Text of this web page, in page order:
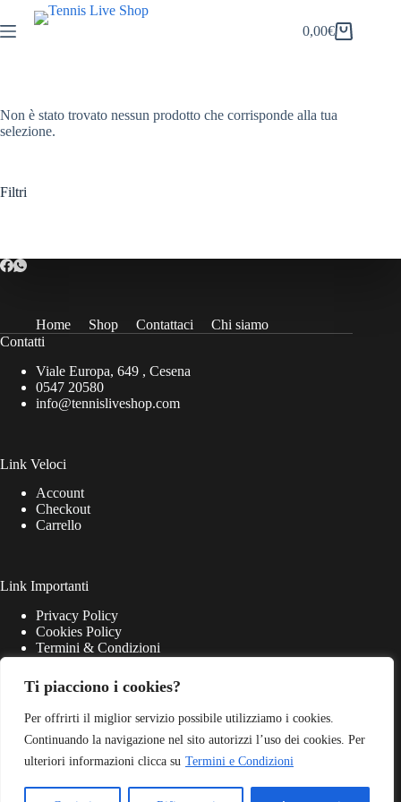
Ti piacciono i cookies?
Per offrirti il miglior servizio possibile utilizziamo i cookies.
Continuando la navigazione nel sito autorizzi l’uso dei cookies. Per
ulteriori informazioni clicca su Termini e Condizioni
al
contenuto
Carrello
0,00€
Non è stato trovato nessun prodotto che corrisponde alla tua
selezione.
Filtri
Home Shop Contattaci
Chi siamo
Contatti
Viale Europa, 649 , Cesena
0547 20580
info@tennisliveshop.com
Link Veloci
Account
Checkout
Carrello
Link Importanti
Privacy Policy
Cookies Policy
Termini & Condizioni